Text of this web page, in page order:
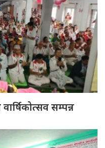
सम्पन्न